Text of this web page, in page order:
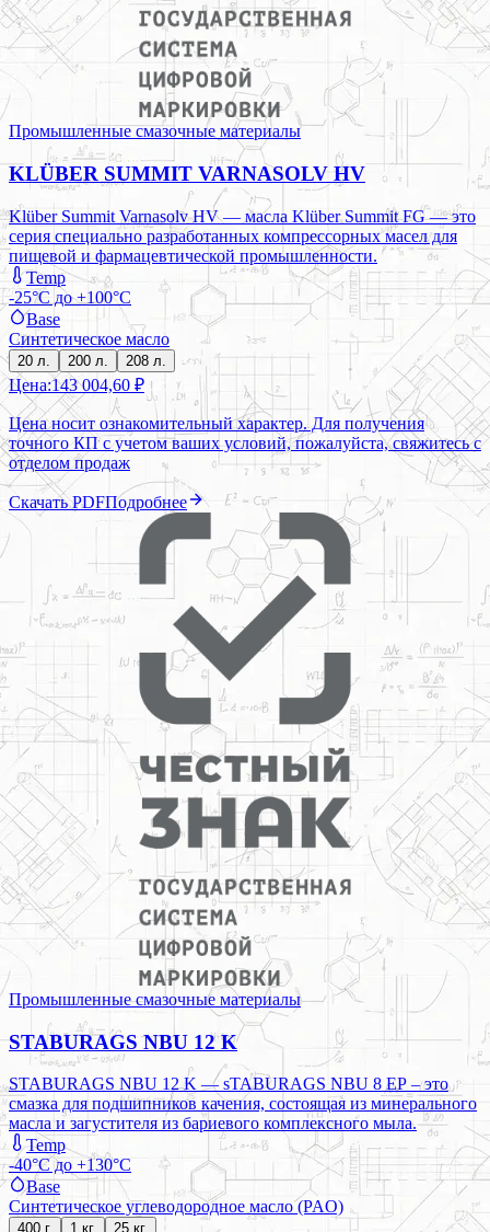
Промышленные смазочные материалы
KLÜBER SUMMIT VARNASOLV HV
Klüber Summit Varnasolv HV — масла Klüber Summit FG — это
серия специально разработанных компрессорных масел для
пищевой и фармацевтической промышленности.
Temp
-25°C до +100°C
Base
Синтетическое масло
20 л. 200 л. 208 л.
Цена:143 004,60 ₽
Цена носит ознакомительный характер. Для получения
точного КП с учетом ваших условий, пожалуйста, свяжитесь с
отделом продаж
Скачать PDFПодробнее
Промышленные смазочные материалы
STABURAGS NBU 12 K
STABURAGS NBU 12 K — sTABURAGS NBU 8 ЕР – это
смазка для подшипников качения, состоящая из минерального
масла и загустителя из бариевого комплексного мыла.
Temp
-40°C до +130°C
Base
Синтетическое углеводородное масло (PAO)
400 г. 1 кг. 25 кг.